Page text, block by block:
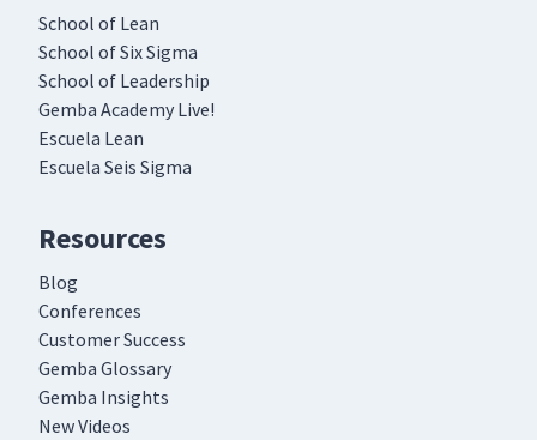
School of Lean
School of Six Sigma
School of Leadership
Gemba Academy Live!
Escuela Lean
Escuela Seis Sigma
Resources
Blog
Conferences
Customer Success
Gemba Glossary
Gemba Insights
New Videos